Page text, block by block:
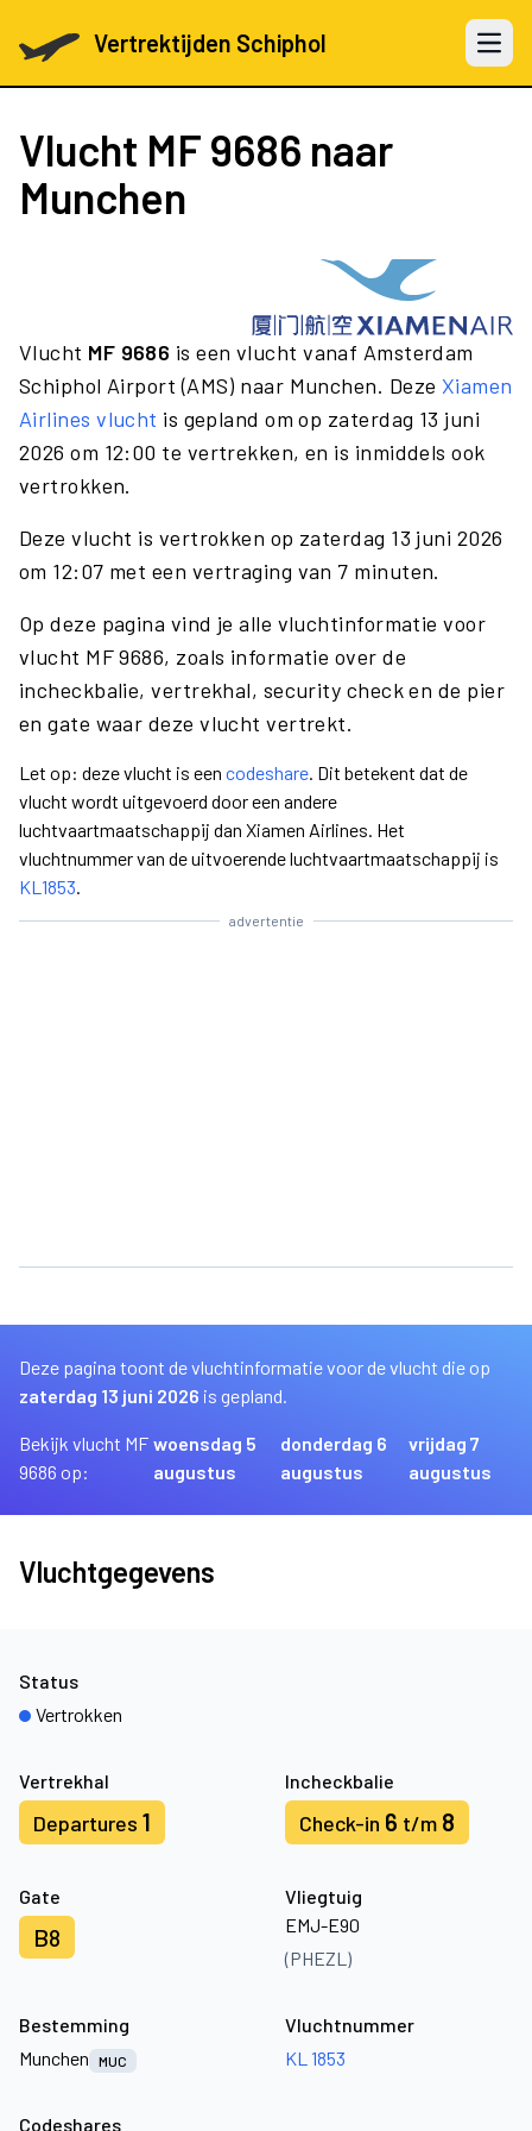
Vertrektijden Schiphol Open
Vlucht MF 9686 naar
Munchen
Vlucht MF 9686 is een vlucht vanaf Amsterdam
Schiphol Airport (AMS) naar Munchen. Deze Xiamen
Airlines vlucht is gepland om op zaterdag 13 juni
2026 om 12:00 te vertrekken, en is inmiddels ook
vertrokken.
Deze vlucht is vertrokken op zaterdag 13 juni 2026
om 12:07 met een vertraging van 7 minuten.
Op deze pagina vind je alle vluchtinformatie voor
vlucht MF 9686, zoals informatie over de
incheckbalie, vertrekhal, security check en de pier
en gate waar deze vlucht vertrekt.
Let op: deze vlucht is een codeshare. Dit betekent dat de
vlucht wordt uitgevoerd door een andere
luchtvaartmaatschappij dan Xiamen Airlines. Het
vluchtnummer van de uitvoerende luchtvaartmaatschappij is
KL1853.
advertentie
Deze pagina toont de vluchtinformatie voor de vlucht die op
zaterdag 13 juni 2026 is gepland.
Bekijk vlucht MF
9686 op:
woensdag 5
augustus
donderdag 6
augustus
vrijdag 7
augustus
Vluchtgegevens
Vertrekhal
Departures 1
Incheckbalie
Check-in 6 t/m 8
Gate
B8
Vliegtuig
EMJ-E90
(PHEZL)
Status
Vertrokken
Bestemming
Munchen
MUC
Vluchtnummer
KL 1853
Codeshares